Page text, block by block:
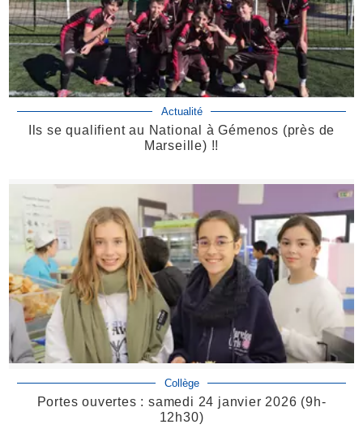
Actualité
Ils se qualifient au National à Gémenos (près de
Marseille) !!
Collège
Portes ouvertes : samedi 24 janvier 2026 (9h-
12h30)